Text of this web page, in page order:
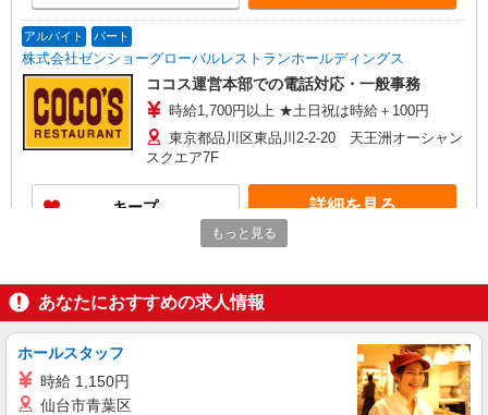
アルバイト パート
株式会社ゼンショーグローバルレストランホールディングス
ココス運営本部での電話対応・一般事務
時給1,700円以上 ★土日祝は時給＋100円
東京都品川区東品川2-2-20 天王洲オーシャン
スクエア7F
キープ 詳細を見る
ココスやジョリーパスタ等の運営本部での一般
事務
東京都品川区東品川2-2-20 天王洲オーシャン
もっと見る
あなたにおすすめの求人情報
ホールスタッフ
時給 1,150円
仙台市青葉区